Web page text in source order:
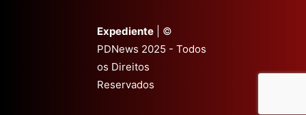
Expediente | ©
PDNews 2025 - Todos
os Direitos
Reservados